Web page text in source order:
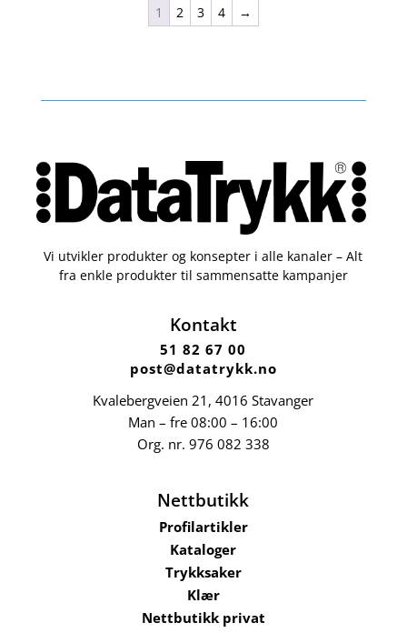
1 2 3 4 →
Vi utvikler produkter og konsepter i alle kanaler – Alt
fra enkle produkter til sammensatte kampanjer
Kontakt
51 82 67 00
post@datatrykk.no
Kvalebergveien 21 , 4016 Stavanger
Man – fre 08:00 – 16:00
Org. nr. 976 082 338
Nettbutikk
Profilartikler
Kataloger
Trykksaker
Klær
Nettbutikk privat